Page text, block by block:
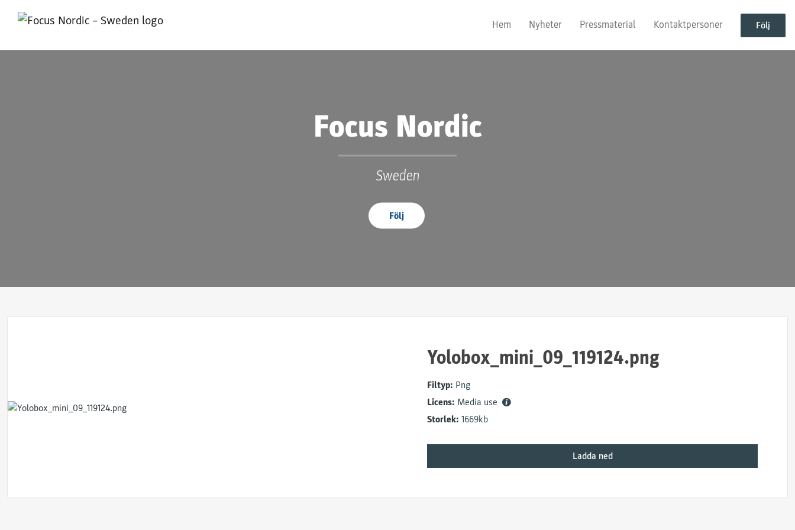
Hem Nyheter Pressmaterial Kontaktpersoner Följ
Focus Nordic
Sweden
Följ
Yolobox_mini_09_119124.png
Filtyp: Png
Licens: Media use
Storlek: 1669kb
Ladda ned